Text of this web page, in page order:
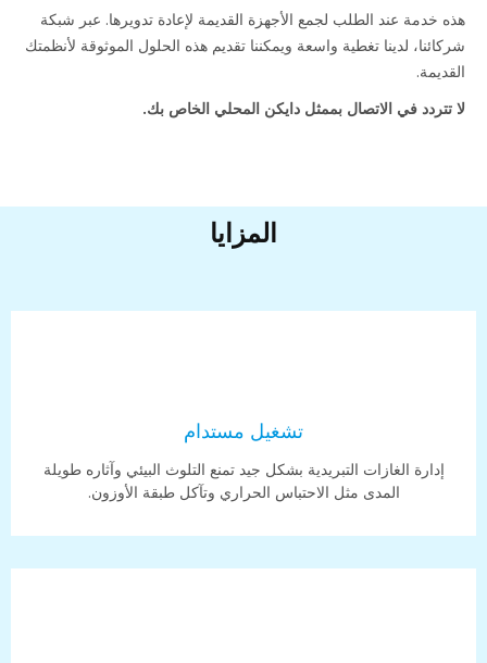
هذه خدمة عند الطلب لجمع الأجهزة القديمة لإعادة تدويرها. عبر شبكة
شركائنا، لدينا تغطية واسعة ويمكننا تقديم هذه الحلول الموثوقة لأنظمتك
القديمة.
لا تتردد في الاتصال بممثل دايكن المحلي الخاص بك.
المزايا
تشغيل مستدام
إدارة الغازات التبريدية بشكل جيد تمنع التلوث البيئي وآثاره طويلة
المدى مثل الاحتباس الحراري وتآكل طبقة الأوزون.